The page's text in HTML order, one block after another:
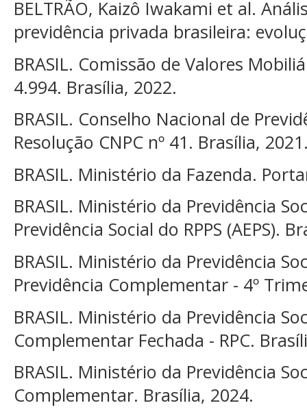
BELTRÃO, Kaizô Iwakami et al.
previdência privada brasileira:
BRASIL. Comissão de Valores
4.994. Brasília, 2022.
BRASIL. Conselho Nacional de
Resolução CNPC nº 41. Brasília,
BRASIL. Ministério da Fazenda.
BRASIL. Ministério da Previdência
Previdência Social do RPPS (AEPS).
BRASIL. Ministério da Previdência
Previdência Complementar - 4º
BRASIL. Ministério da Previdência
Complementar Fechada - RPC.
BRASIL. Ministério da Previdência
Complementar. Brasília, 2024.